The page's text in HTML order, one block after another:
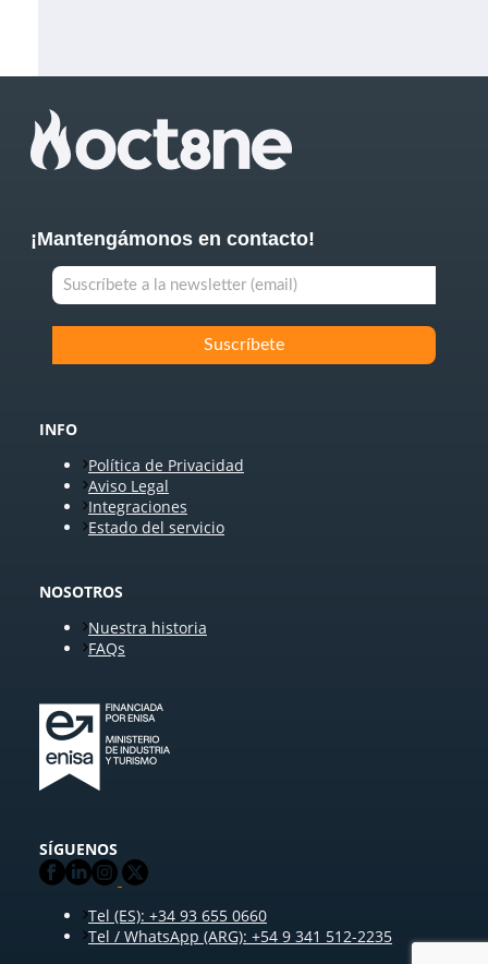
¡Mantengámonos en contacto!
INFO
Política de Privacidad
Aviso Legal
Integraciones
Estado del servicio
NOSOTROS
Nuestra historia
FAQs
SÍGUENOS
Tel (ES): +34 93 655 0660
Tel / WhatsApp (ARG): +54 9 341 512-2235